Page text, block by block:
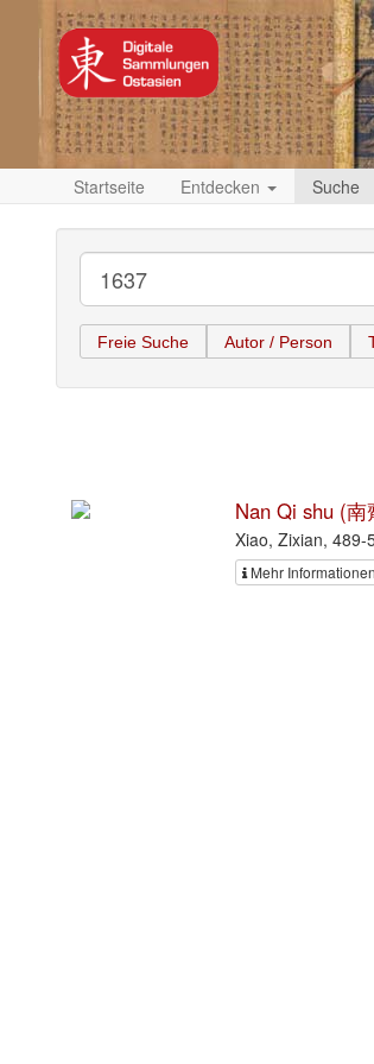
Startseite Entdecken Suche
Freie Suche Autor / Person
Nan Qi shu (南
Xiao, Zixian, 489-
Mehr